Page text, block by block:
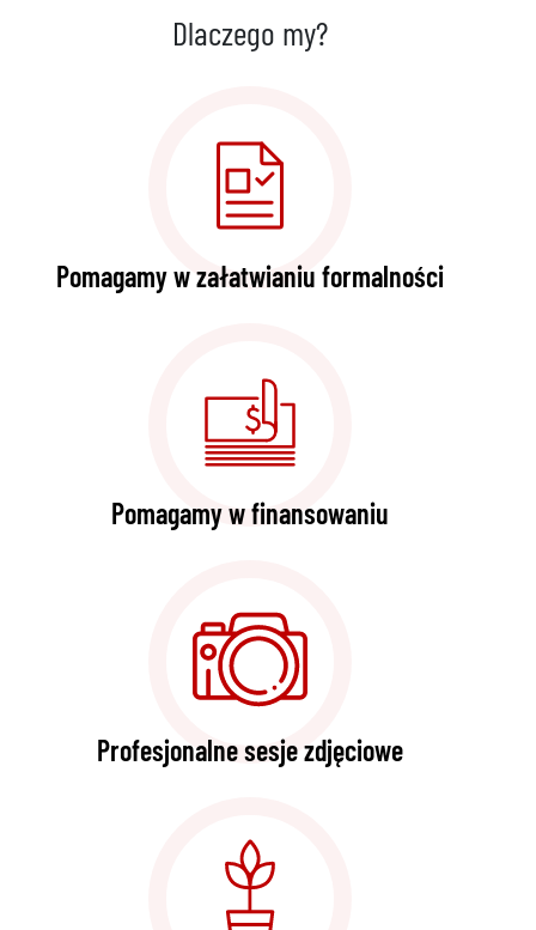
Dlaczego my?
Pomagamy w załatwianiu formalności
Pomagamy w finansowaniu
Profesjonalne sesje zdjęciowe